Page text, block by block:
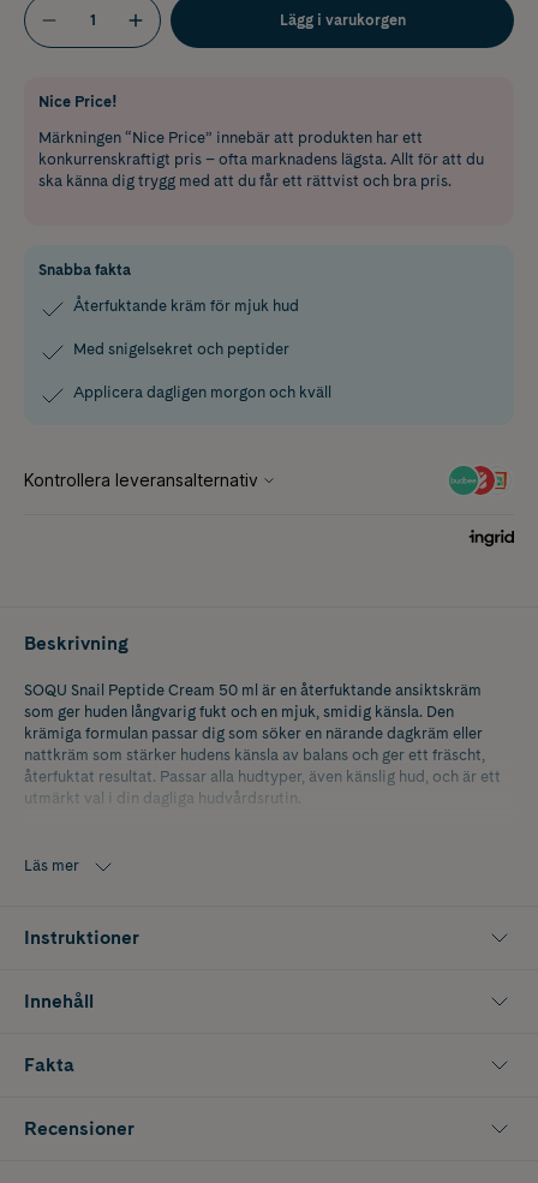
Lägg i varukorgen
Nice Price!
Märkningen “Nice Price” innebär att produkten har ett
konkurrenskraftigt pris – ofta marknadens lägsta. Allt för att du
ska känna dig trygg med att du får ett rättvist och bra pris.
Snabba fakta
Återfuktande kräm för mjuk hud
Med snigelsekret och peptider
Applicera dagligen morgon och kväll
Beskrivning
SOQU Snail Peptide Cream 50 ml är en återfuktande ansiktskräm
som ger huden långvarig fukt och en mjuk, smidig känsla. Den
krämiga formulan passar dig som söker en närande dagkräm eller
nattkräm som stärker hudens känsla av balans och ger ett fräscht,
återfuktat resultat. Passar alla hudtyper, även känslig hud, och är ett
utmärkt val i din dagliga hudvårdsrutin.
huden upplevs mer elastisk och jämn i strukturen. Den vårdande
Innehåller 50 ml.
Läs mer
Instruktioner
Innehåll
Fakta
Recensioner